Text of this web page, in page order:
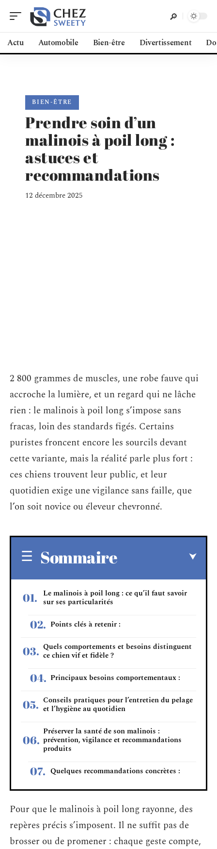
Actu Automobile Bien-être Divertissement
BIEN-ÊTRE
Prendre soin d’un
malinois à poil long :
astuces et
recommandations
12 décembre 2025
2 800 grammes de muscles, une robe fauve qui
accroche la lumière, et un regard qui ne lâche
rien : le malinois à poil long s’impose sans
fracas, loin des standards figés. Certains
puristes froncent encore les sourcils devant
cette variante, mais la réalité parle plus fort :
ces chiens trouvent leur public, et leur
quotidien exige une vigilance sans faille, que
l’on soit novice ou éleveur chevronné.
Sommaire
Le malinois à poil long : ce qu’il faut savoir
sur ses particularités
Points clés à retenir :
Quels comportements et besoins distinguent
ce chien vif et fidèle ?
Principaux besoins comportementaux :
Conseils pratiques pour l’entretien du pelage
et l’hygiène au quotidien
Préserver la santé de son malinois :
prévention, vigilance et recommandations
produits
Quelques recommandations concrètes :
Pour que le malinois à poil long rayonne, des
repères précis s’imposent. Il ne suffit pas de
brosser ou de promener : chaque geste compte,